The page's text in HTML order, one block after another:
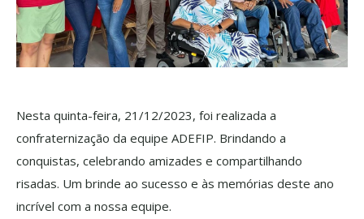
Nesta quinta-feira, 21/12/2023, foi realizada a
confraternização da equipe ADEFIP. Brindando a
conquistas, celebrando amizades e compartilhando
risadas. Um brinde ao sucesso e às memórias deste ano
incrível com a nossa equipe.